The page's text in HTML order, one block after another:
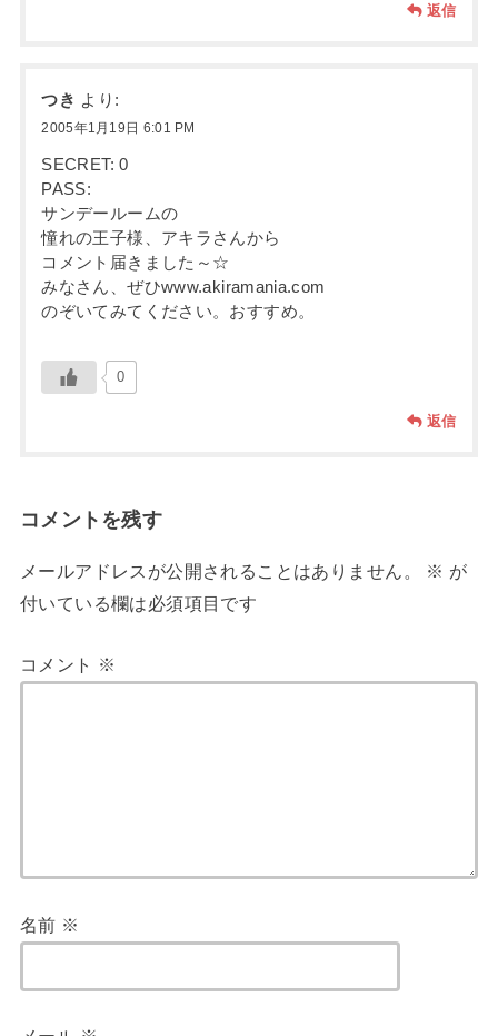
返信
つき より:
2005年1月19日 6:01 PM
SECRET: 0
PASS:
サンデールームの
憧れの王子様、アキラさんから
コメント届きました～☆
みなさん、ぜひwww.akiramania.com
のぞいてみてください。おすすめ。
0
返信
コメントを残す
メールアドレスが公開されることはありません。 ※ が
付いている欄は必須項目です
コメント ※
名前 ※